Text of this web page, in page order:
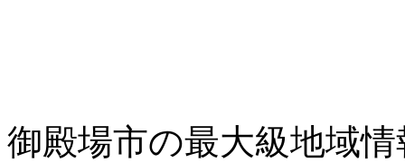
御殿場市の最大級地域